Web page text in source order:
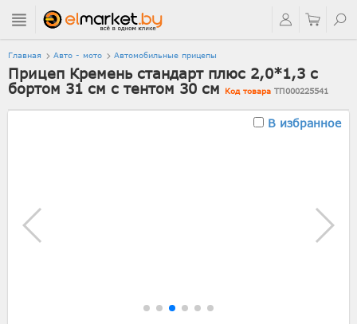
Главная Авто - мото Автомобильные прицепы
Прицеп Кремень стандарт плюс 2,0*1,3 с
бортом 31 см с тентом 30 см
Код товара ТП000225541
В избранное